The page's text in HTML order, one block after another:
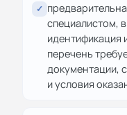
✓
специалистом,
идентификация
перечень
документации,
и условия